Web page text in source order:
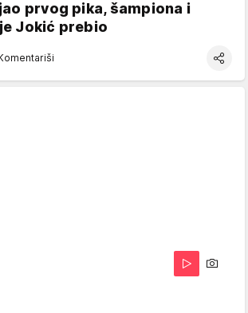
prvog pika, šampiona i
Jokić prebio